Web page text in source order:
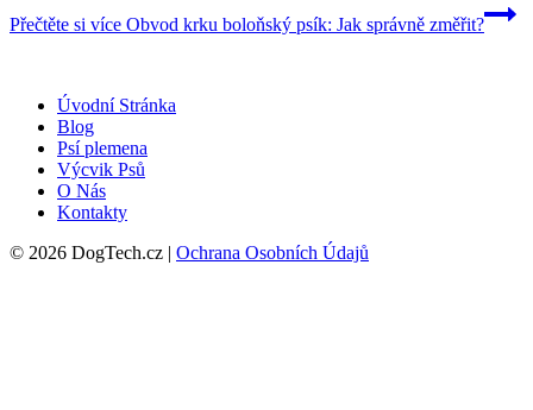
Přečtěte si více Obvod krku boloňský psík: Jak správně změřit?
Úvodní Stránka
Blog
Psí plemena
Výcvik Psů
O Nás
Kontakty
© 2026 DogTech.cz | Ochrana Osobních Údajů